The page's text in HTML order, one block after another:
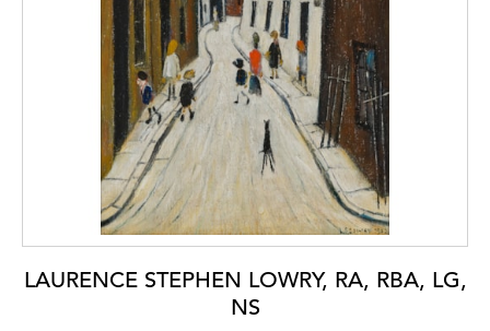
LAURENCE STEPHEN LOWRY, RA, RBA, LG,
NS